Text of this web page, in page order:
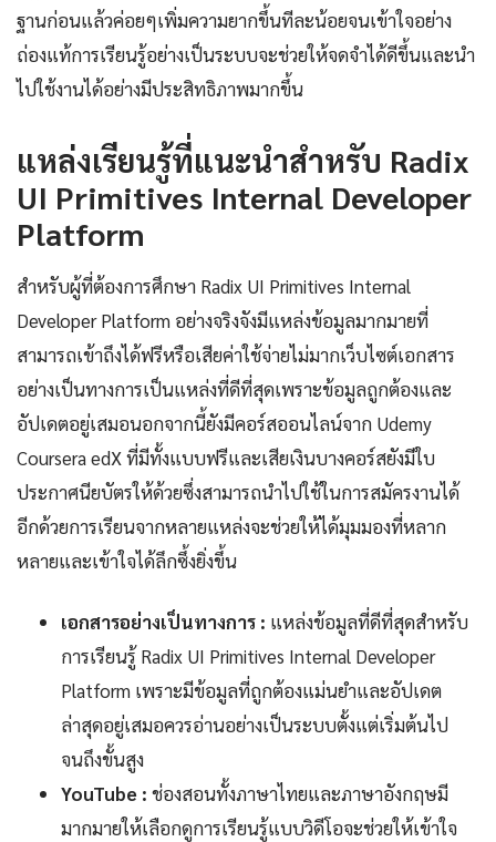
ฐานก่อนแล้วค่อยๆเพิ่มความยากขึ้นทีละน้อยจนเข้าใจอย่าง
ถ่องแท้การเรียนรู้อย่างเป็นระบบจะช่วยให้จดจำได้ดีขึ้นและนำ
ไปใช้งานได้อย่างมีประสิทธิภาพมากขึ้น
แหล่งเรียนรู้ที่แนะนำสำหรับ Radix
UI Primitives Internal Developer
Platform
สำหรับผู้ที่ต้องการศึกษา Radix UI Primitives Internal
Developer Platform อย่างจริงจังมีแหล่งข้อมูลมากมายที่
สามารถเข้าถึงได้ฟรีหรือเสียค่าใช้จ่ายไม่มากเว็บไซต์เอกสาร
อย่างเป็นทางการเป็นแหล่งที่ดีที่สุดเพราะข้อมูลถูกต้องและ
อัปเดตอยู่เสมอนอกจากนี้ยังมีคอร์สออนไลน์จาก Udemy
Coursera edX ที่มีทั้งแบบฟรีและเสียเงินบางคอร์สยังมีใบ
ประกาศนียบัตรให้ด้วยซึ่งสามารถนำไปใช้ในการสมัครงานได้
อีกด้วยการเรียนจากหลายแหล่งจะช่วยให้ได้มุมมองที่หลาก
หลายและเข้าใจได้ลึกซึ้งยิ่งขึ้น
เอกสารอย่างเป็นทางการ : แหล่งข้อมูลที่ดีที่สุดสำหรับ
การเรียนรู้ Radix UI Primitives Internal Developer
Platform เพราะมีข้อมูลที่ถูกต้องแม่นยำและอัปเดต
ล่าสุดอยู่เสมอควรอ่านอย่างเป็นระบบตั้งแต่เริ่มต้นไป
จนถึงขั้นสูง
YouTube : ช่องสอนทั้งภาษาไทยและภาษาอังกฤษมี
มากมายให้เลือกดูการเรียนรู้แบบวิดีโอจะช่วยให้เข้าใจ